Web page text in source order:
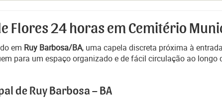
Flores 24 horas em Cemitério
em Ruy Barbosa/BA, uma capela discreta próxima à
para um espaço organizado e de fácil circulação ao longo
de Ruy Barbosa – BA